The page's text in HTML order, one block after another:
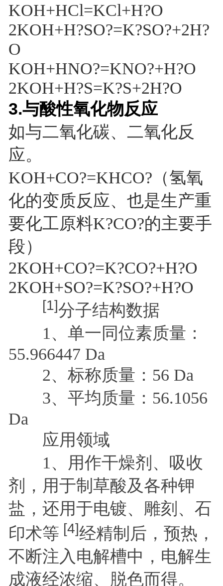
KOH+HCl=KCl+H?O
2KOH+H?SO?=K?SO?+2H?
O
KOH+HNO?=KNO?+H?O
2KOH+H?S=K?S+2H?O
3.与酸性氧化物反应
如与二氧化碳、二氧化反
应。
KOH+CO?=KHCO?（氢氧
化的变质反应、也是生产重
要化工原料K?CO?的主要手
段）
2KOH+CO?=K?CO?+H?O
2KOH+SO?=K?SO?+H?O
[1]分子结构数据
1、单一同位素质量：
55.966447 Da
2、标称质量：56 Da
3、平均质量：56.1056
Da
应用领域
1、用作干燥剂、吸收
剂，用于制草酸及各种钾
盐，还用于电镀、雕刻、石
印术等 [4]经精制后，预热，
不断注入电解槽中，电解生
成液经浓缩、脱色而得。